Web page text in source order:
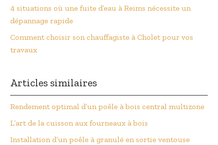
4 situations où une fuite d’eau à Reims nécessite un
dépannage rapide
Comment choisir son chauffagiste à Cholet pour vos
travaux
Articles similaires
Rendement optimal d’un poêle à bois central multizone
L’art de la cuisson aux fourneaux à bois
Installation d’un poêle à granulé en sortie ventouse